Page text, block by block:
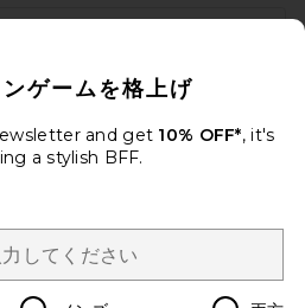
当社のニュースレターに登録。いつで
ゲームを格上げ
and get 10% OFF*, it's
a stylish BFF.